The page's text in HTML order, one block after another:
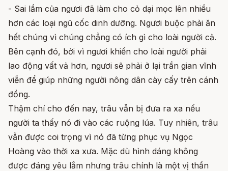
- Sai lầm của ngươi đã làm cho cỏ dại mọc lên nhiều
hơn các loại ngũ cốc dinh dưỡng. Ngươi buộc phải ăn
hết chúng vì chúng chẳng có ích gì cho loài người cả.
Bên cạnh đó, bởi vì ngươi khiến cho loài người phải
lao động vất vả hơn, ngươi sẽ phải ở lại trần gian vĩnh
viễn để giúp những người nông dân cày cấy trên cánh
đồng.
Thậm chí cho đến nay, trâu vẫn bị đưa ra xa nếu
người ta thấy nó đi vào các ruộng lúa. Tuy nhiên, trâu
vẫn được coi trọng vì nó đã từng phục vụ Ngọc
Hoàng vào thời xa xưa. Mặc dù hình dáng không
được đáng yêu lắm nhưng trâu chính là một vị thần